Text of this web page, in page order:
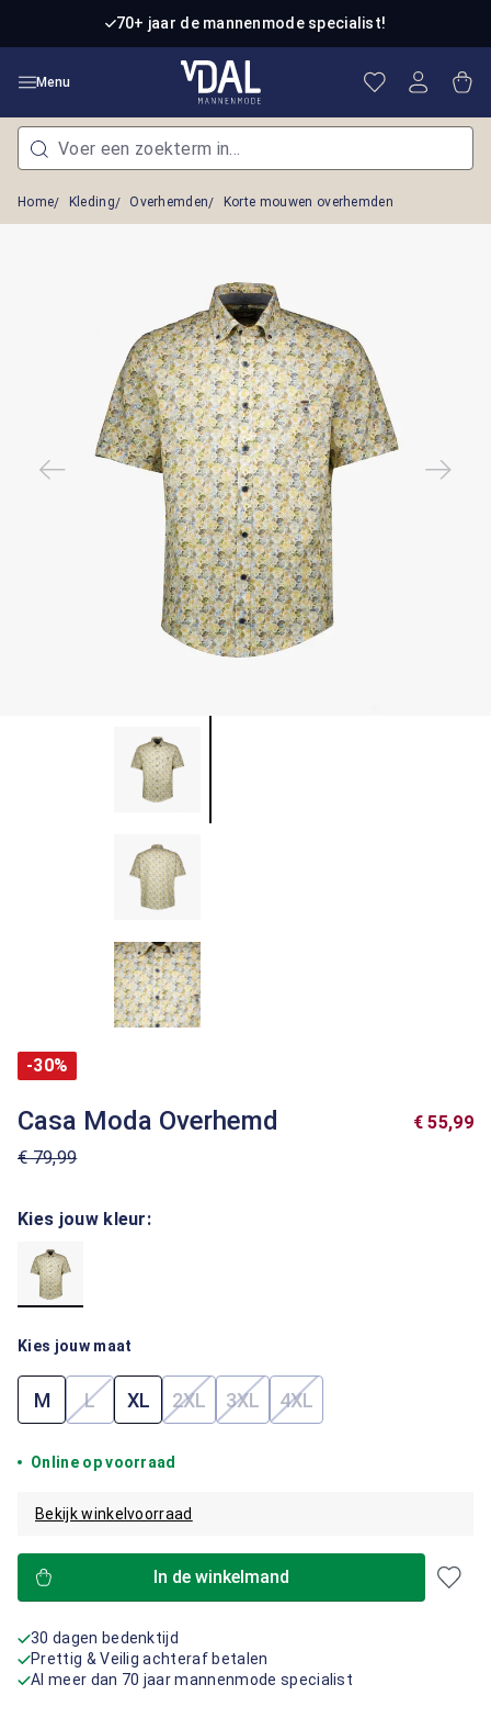
Ga naar de hoofdinhoud70+ jaar de mannenmode specialist!
Menu Je hebt 0
Home Kleding Overhemden Korte mouwen overhemden
-30%
Casa Moda Overhemd
€ 79,99
€ 55,99
Kies jouw kleur:
Kies jouw maat
M L(Deze optie is momenteel niet beschikbaar.)
XL 2XL(Deze optie is momenteel niet
3XL(Deze optie is momenteel niet
4XL(Deze optie is
Online op voorraad
Bekijk winkelvoorraad
In de winkelmand
30 dagen bedenktijd
Prettig & Veilig achteraf betalen
Al meer dan 70 jaar mannenmode specialist